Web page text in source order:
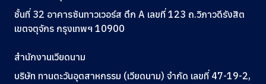
ชั้นที่ 32 อาคารซันทาวเวอร์ส ตึก A เลขที่ 123 ถ.วิภาวดีรังสิต
เขตจตุจักร กรุงเทพฯ 10900
สำนักงานเวียดนาม
บริษัท ทานตะวันอุตสาหกรรม (เวียดนาม) จำกัด เลขที่ 47-19-2,